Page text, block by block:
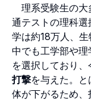
理系受験生の大
通テストの理科
学は約18万人、
中でも工学部や
を選択しており
打撃を与えた。
体が下がるため